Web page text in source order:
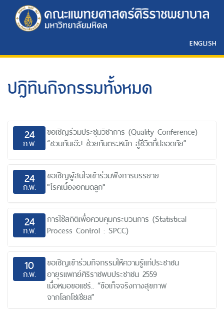
ENGLISH
ปฎิทินกิจกรรมทั้งหมด
24
ก.พ.
ขอเชิญร่วมประชุมวิชาการ (Quality Conference)
“ชวนกันเอ๊ะ! ช่วยกันตระหนัก สู่ชีวิตที่ปลอดภัย”
24
ก.พ.
ขอเชิญผู้สนใจเข้าร่วมฟังการบรรยาย
"โรคเนื้องอกมดลูก"
24
ก.พ.
การใช้สถิติเพื่อควบคุมกระบวนการ (Statistical
Process Control : SPCC)
10
ก.พ.
ขอเชิญเข้าร่วมกิจกรรมให้ความรู้แก่ประชาชน
อายุรแพทย์ศิริราชพบประชาชน 2559
เมื่อหมอขอแชร์.. “ข้อเท็จจริงทางสุขภาพ
จากโลกโซเชียล”